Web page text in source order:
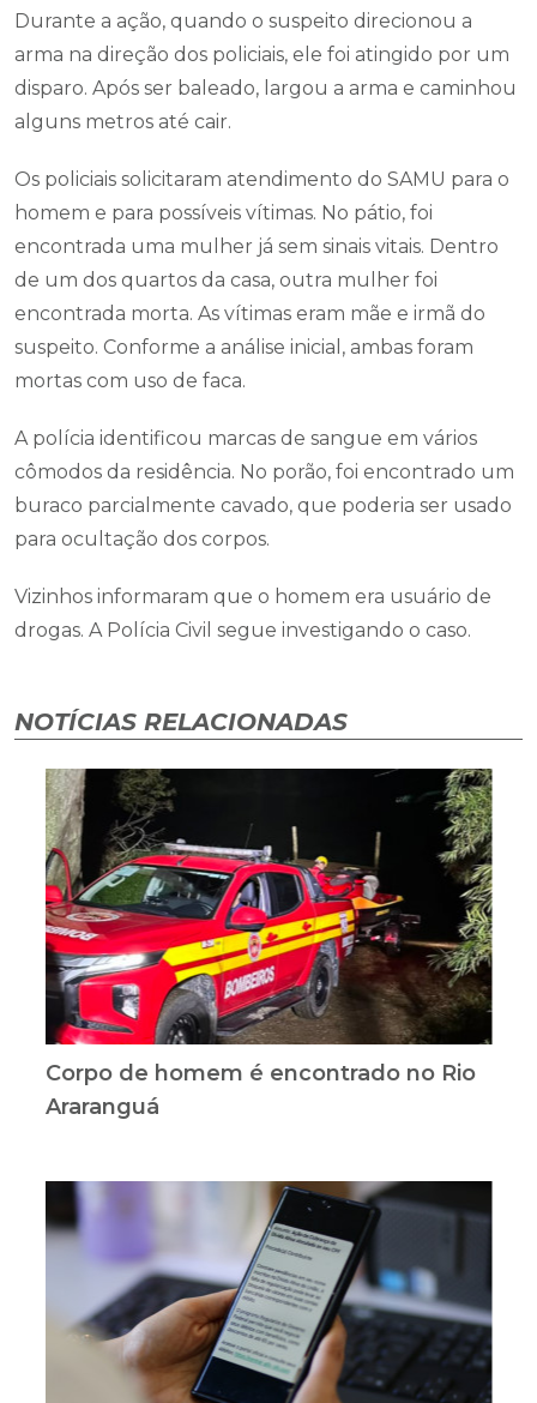
Durante a ação, quando o suspeito direcionou a
arma na direção dos policiais, ele foi atingido por um
disparo. Após ser baleado, largou a arma e caminhou
alguns metros até cair.
Os policiais solicitaram atendimento do SAMU para o
homem e para possíveis vítimas. No pátio, foi
encontrada uma mulher já sem sinais vitais. Dentro
de um dos quartos da casa, outra mulher foi
encontrada morta. As vítimas eram mãe e irmã do
suspeito. Conforme a análise inicial, ambas foram
mortas com uso de faca.
A polícia identificou marcas de sangue em vários
cômodos da residência. No porão, foi encontrado um
buraco parcialmente cavado, que poderia ser usado
para ocultação dos corpos.
Vizinhos informaram que o homem era usuário de
drogas. A Polícia Civil segue investigando o caso.
NOTÍCIAS RELACIONADAS
Corpo de homem é encontrado no Rio
Araranguá